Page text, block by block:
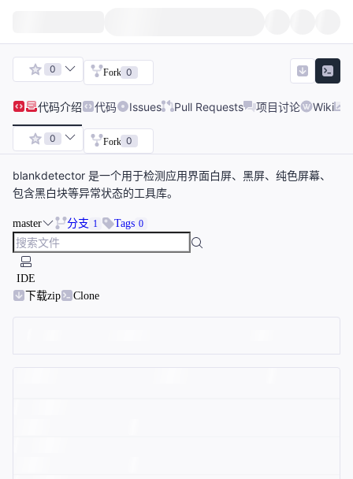
0 Fork 0
代码介绍 代码 Issues Pull Requests 项目讨论 Wiki
0 Fork 0
blankdetector 是一个用于检测应用界面白屏、黑屏、纯色屏幕、
包含黑白块等异常状态的工具库。
master 分支 1 Tags 0
IDE
下载zip
Clone